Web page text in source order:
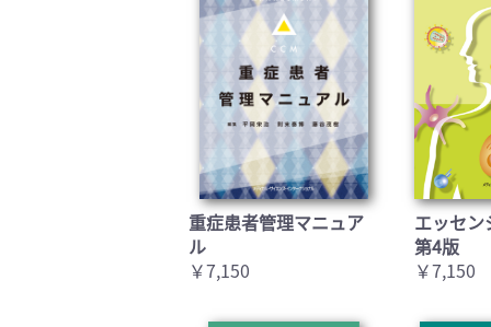
重症患者管理マニュア
ル
￥7,150
エッセ
第4版
￥7,150